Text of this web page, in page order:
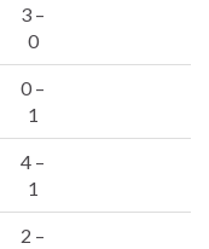
3 –
0
0 –
1
4 –
1
2 –